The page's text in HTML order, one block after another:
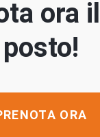
ora
posto!
ORA